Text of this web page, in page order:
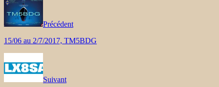
Précédent
15/06 au 2/7/2017, TM5BDG
Suivant